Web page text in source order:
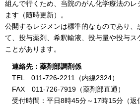
組んで行くため、当院のがん化学療法の
ます（随時更新）。
公開するレジメンは標準的なものであり、
て、投与薬剤、希釈輸液、投与量や投与ス
ことがあります。
連絡先：薬剤部調剤係
TEL 011-726-2211（内線2324）
FAX 011-726-7919（薬剤部直通）
受付時間：平日8時45分～17時15分（返